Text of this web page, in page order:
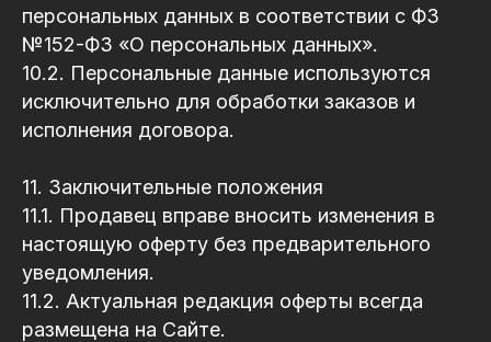
персональных данных в соответствии с ФЗ
№152-ФЗ «О персональных данных».
10.2. Персональные данные используются
исключительно для обработки заказов и
исполнения договора.
11. Заключительные положения
11.1. Продавец вправе вносить изменения в
настоящую оферту без предварительного
уведомления.
11.2. Актуальная редакция оферты всегда
размещена на Сайте.
Стоматологическое оборудование
Наконечники и моторы
Хирургическое оборудование
Компрессоры и аспираторы
Cad-cam-оборудование
Медицинская оптика
Стерилизационное оборудование
Рентгенодиагностика
Каталог
Отбеливание
Номер счета: 40802810426020034245
ОГРН: 324010000025043
г.Краснодар
Реквизиты ФИЛИАЛ "РОСТОВСКИЙ" АО
БИК: 046015207